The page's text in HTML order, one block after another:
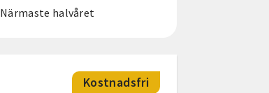
Närmaste halvåret
Kostnadsfri